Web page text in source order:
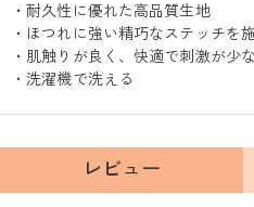
・耐久性に優れた高品質生地
・ほつれに強い精巧なステッチを
・肌触りが良く、快適で刺激が少
・洗濯機で洗える
レビュー